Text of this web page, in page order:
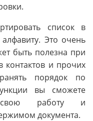
список в
Это очень
быть полезна при
контактов и прочих
порядок по
вы сможете
свою работу и
документа.